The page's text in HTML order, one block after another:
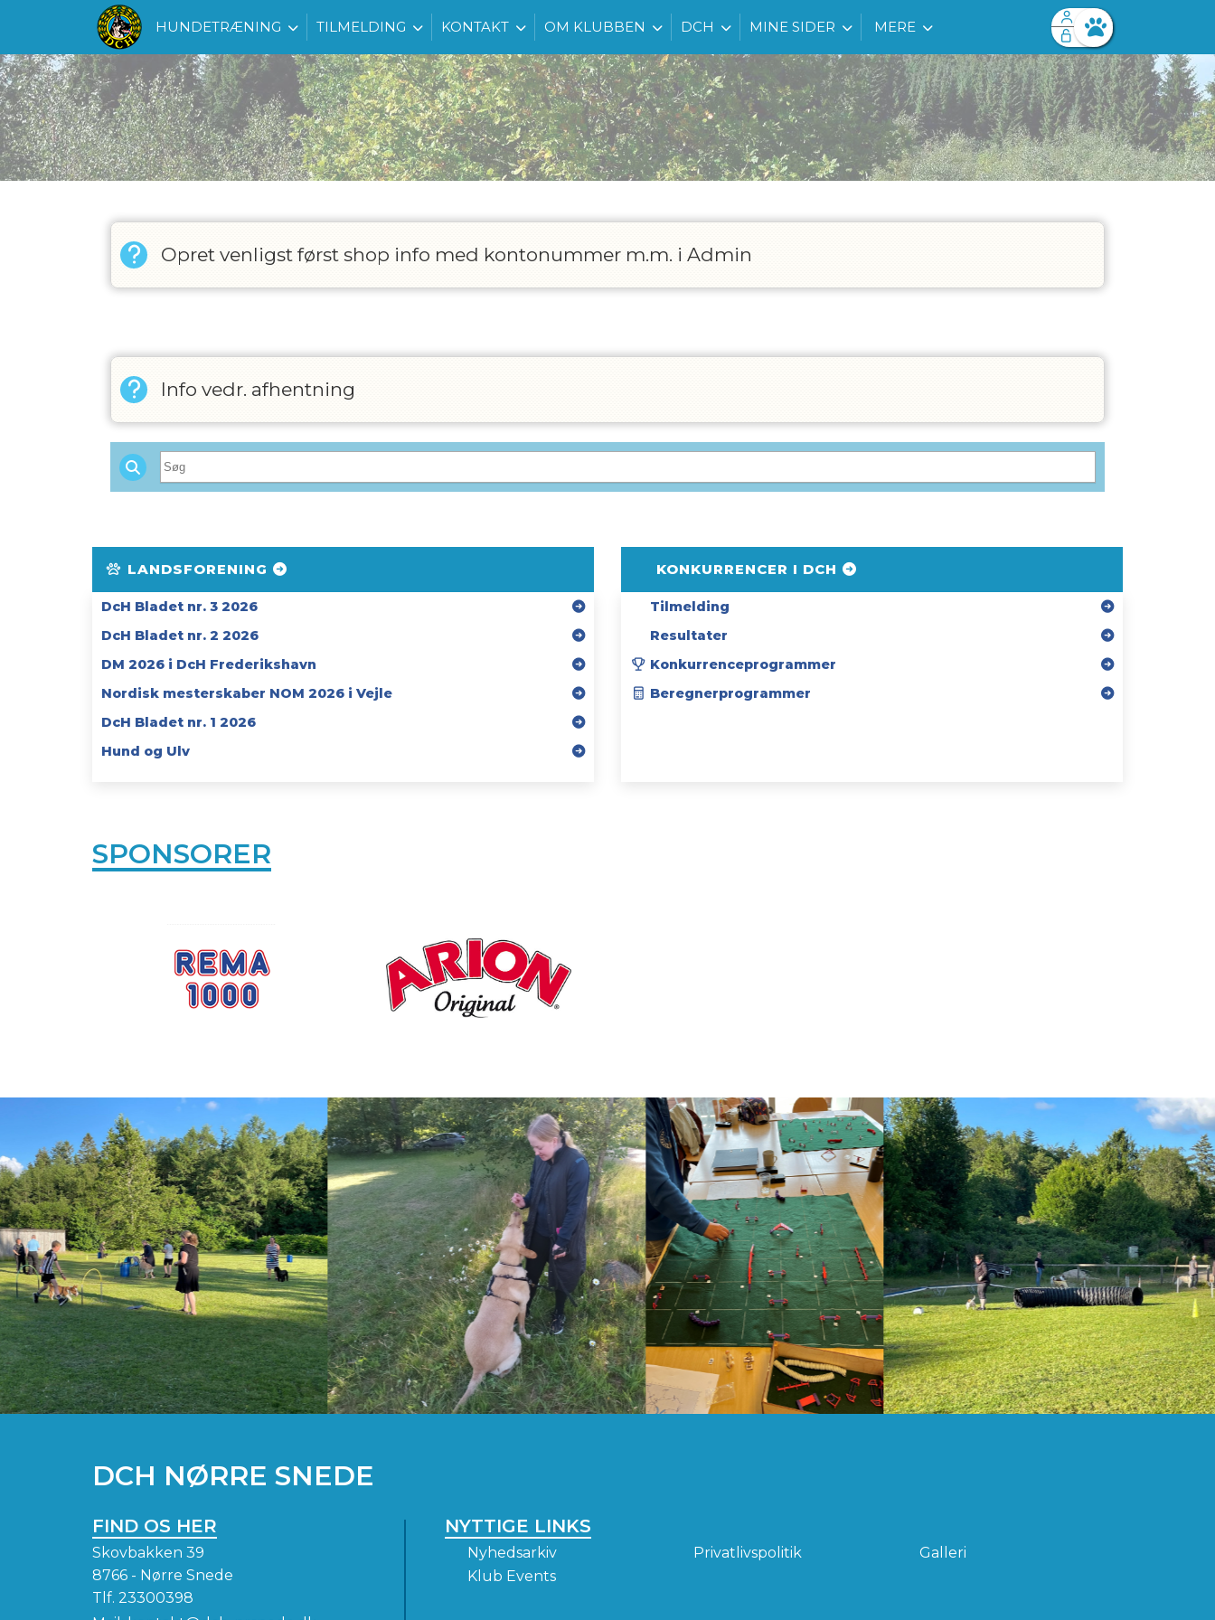
HUNDETRÆNING TILMELDING KONTAKT OM KLUBBEN DCH MINE SIDER MERE
Facebook login
Husk mig
Glemt password
Opret profil
Log ind
Opret venligst først shop info med kontonummer m.m. i Admin
Info vedr. afhentning
LANDSFORENING
DcH Bladet nr. 3 2026
DcH Bladet nr. 2 2026
DM 2026 i DcH Frederikshavn
Nordisk mesterskaber NOM 2026 i Vejle
DcH Bladet nr. 1 2026
Hund og Ulv
KONKURRENCER I DCH
Tilmelding
Resultater
Konkurrenceprogrammer
Beregnerprogrammer
SPONSORER
DCH NØRRE SNEDE
FIND OS HER
Skovbakken 39
8766 - Nørre Snede
Tlf. 23300398
NYTTIGE LINKS
Nyhedsarkiv Privatlivspolitik
Galleri
Klub Events